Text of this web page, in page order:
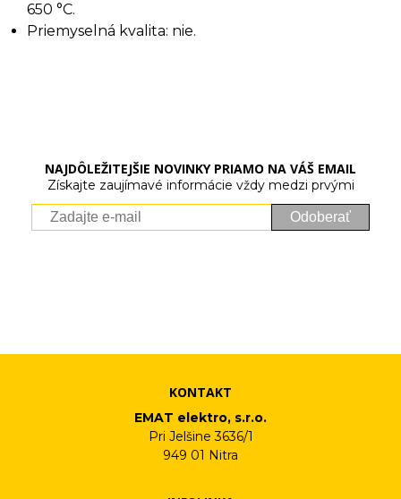
650 °C.
Priemyselná kvalita: nie.
NAJDÔLEŽITEJŠIE NOVINKY PRIAMO NA VÁŠ EMAIL
Získajte zaujímavé informácie vždy medzi prvými
Odoberať
KONTAKT
EMAT elektro, s.r.o.
Pri Jelšine 3636/1
949 01 Nitra